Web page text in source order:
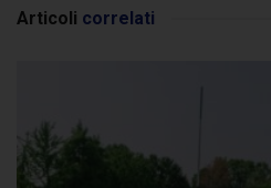
Articoli correlati